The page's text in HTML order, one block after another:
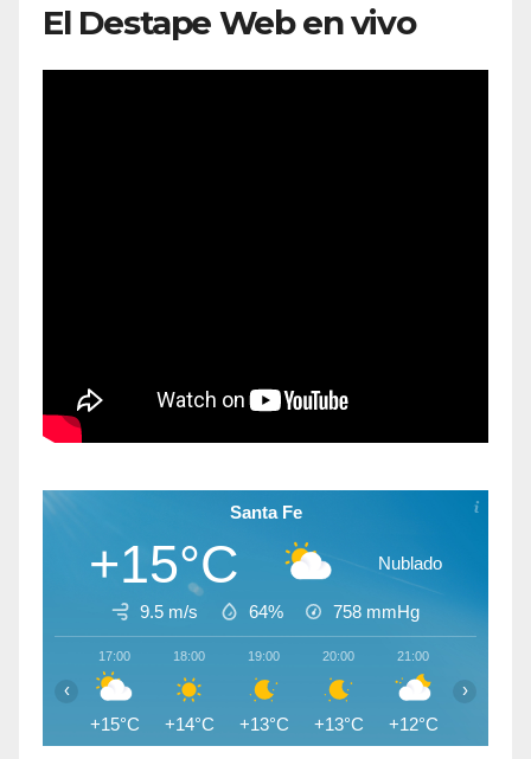
El Destape Web en vivo
Santa Fe
+15°C Nublado
9.5 m/s 64% 758 mmHg
17:00
+15°C
18:00
+14°C
19:00
+13°C
20:00
+13°C
21:00
+12°C
‹ ›